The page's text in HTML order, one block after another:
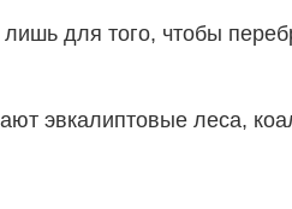
для того, чтобы
эвкалиптовые леса,